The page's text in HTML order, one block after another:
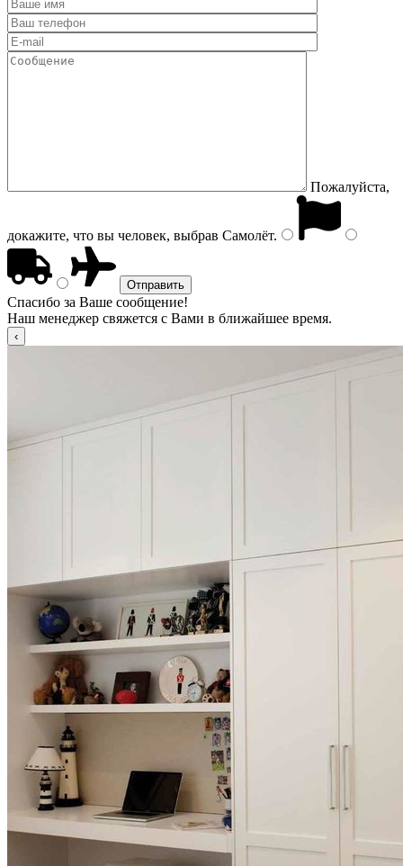
Пожалуйста,
докажите, что вы человек, выбрав Самолёт.
Спасибо за Ваше сообщение!
Наш менеджер свяжется с Вами в ближайшее время.